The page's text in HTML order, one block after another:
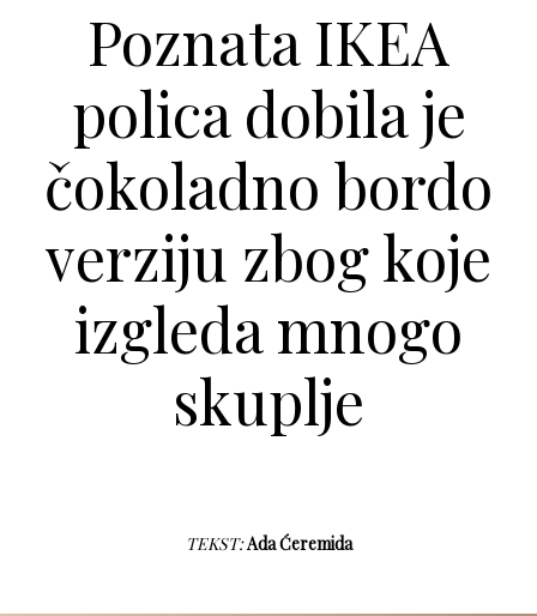
Poznata IKEA
polica dobila je
čokoladno bordo
verziju zbog koje
izgleda mnogo
skuplje
TEKST:Ada Ćeremida